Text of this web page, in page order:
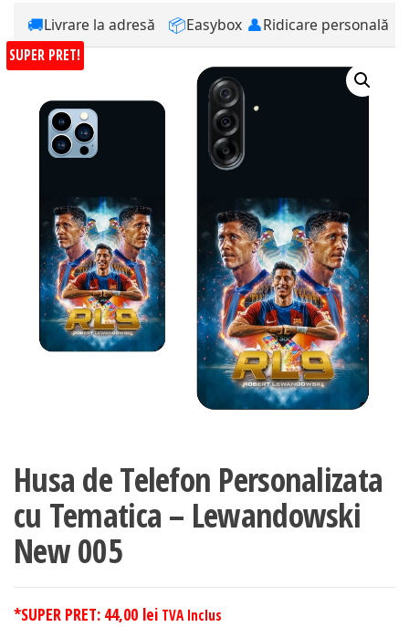
🚚Livrare la adresă 📦Easybox 👤Ridicare personală
SUPER PRET!
Husa de Telefon Personalizata
cu Tematica – Lewandowski
New 005
*SUPER PRET: 44,00 lei TVA Inclus